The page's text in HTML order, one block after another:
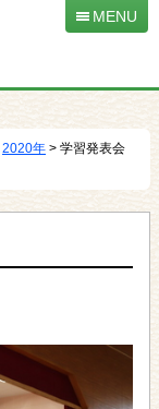
MENU
2020年 > 学習発表会